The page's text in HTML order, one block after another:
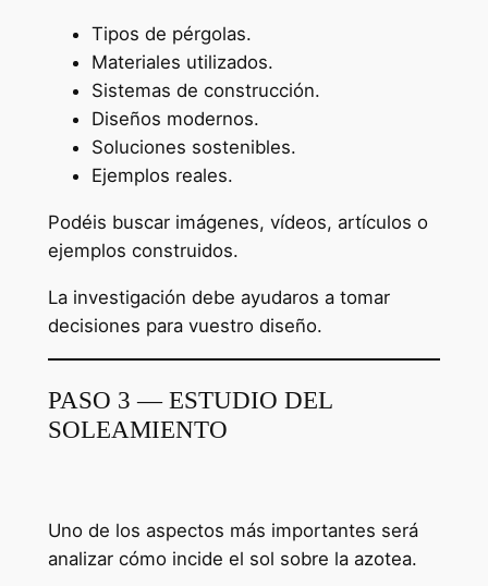
Tipos de pérgolas.
Materiales utilizados.
Sistemas de construcción.
Diseños modernos.
Soluciones sostenibles.
Ejemplos reales.
Podéis buscar imágenes, vídeos, artículos o
ejemplos construidos.
La investigación debe ayudaros a tomar
decisiones para vuestro diseño.
PASO 3 — ESTUDIO DEL
SOLEAMIENTO
Uno de los aspectos más importantes será
analizar cómo incide el sol sobre la azotea.